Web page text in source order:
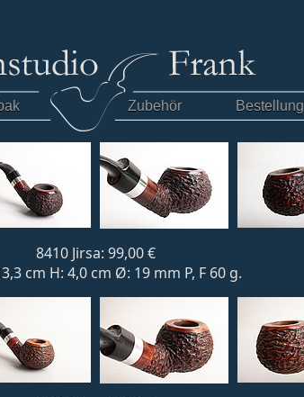
Zubehör Bestellung
8410 Jirsa: 99,00 €
cm H: 4,0 cm Ø: 19 mm P, F 60 g.